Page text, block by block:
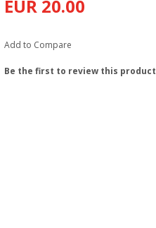
EUR 20.00
Add to Compare
Be the first to review this product